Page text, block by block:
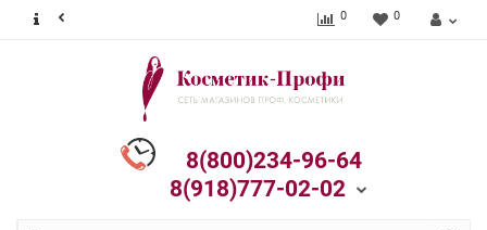
0 0
8(800)234-96-64
8(918)777-02-02